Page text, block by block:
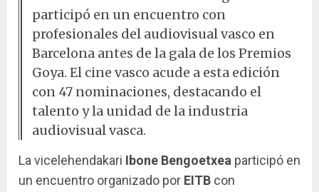
participó en un encuentro con
profesionales del audiovisual vasco en
Barcelona antes de la gala de los Premios
Goya. El cine vasco acude a esta edición
con 47 nominaciones, destacando el
talento y la unidad de la industria
audiovisual vasca.
La vicelehendakari Ibone Bengoetxea participó en
un encuentro organizado por EITB con